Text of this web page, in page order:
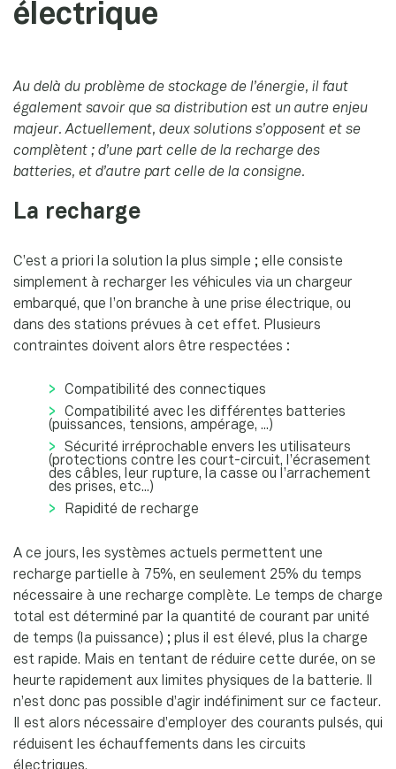
électrique
Au delà du problème de stockage de l’énergie, il faut
également savoir que sa distribution est un autre enjeu
majeur. Actuellement, deux solutions s’opposent et se
complètent ; d’une part celle de la recharge des
batteries, et d’autre part celle de la consigne.
La recharge
C’est a priori la solution la plus simple ; elle consiste
simplement à recharger les véhicules via un chargeur
embarqué, que l’on branche à une prise électrique, ou
dans des stations prévues à cet effet. Plusieurs
contraintes doivent alors être respectées :
Compatibilité des connectiques
Compatibilité avec les différentes batteries
(puissances, tensions, ampérage, ...)
Sécurité irréprochable envers les utilisateurs
(protections contre les court-circuit, l’écrasement
des câbles, leur rupture, la casse ou l’arrachement
des prises, etc...)
Rapidité de recharge
A ce jours, les systèmes actuels permettent une
recharge partielle à 75%, en seulement 25% du temps
nécessaire à une recharge complète. Le temps de charge
total est déterminé par la quantité de courant par unité
de temps (la puissance) ; plus il est élevé, plus la charge
est rapide. Mais en tentant de réduire cette durée, on se
heurte rapidement aux limites physiques de la batterie. Il
n’est donc pas possible d’agir indéfiniment sur ce facteur.
Il est alors nécessaire d’employer des courants pulsés, qui
réduisent les échauffements dans les circuits
électriques.